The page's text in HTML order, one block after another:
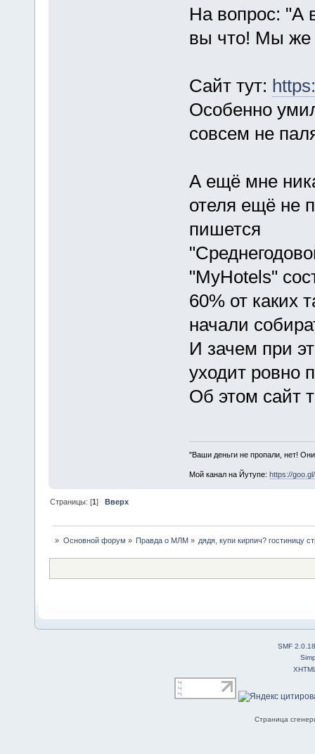
На вопрос: "А
вы что! Мы же
Сайт тут:
Особенно
совсем не
А ещё мне
отеля ещё не
пишется
"MyHotels"
60% от каких
начали
И зачем при
уходит ровно
Об этом сайт
"Ваши деньги не пропали, нет!
Мой канал на Йутупе: https://
Страницы: [1]Вверх
» Основной форум » Правда о МЛМ» дядя, купи кирпич? гостиницу
SMF 2.0.18
Страница